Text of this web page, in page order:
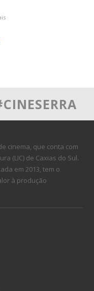
cinema, que conta com
(LIC) de Caxias do Sul.
em 2013, tem o
à produção